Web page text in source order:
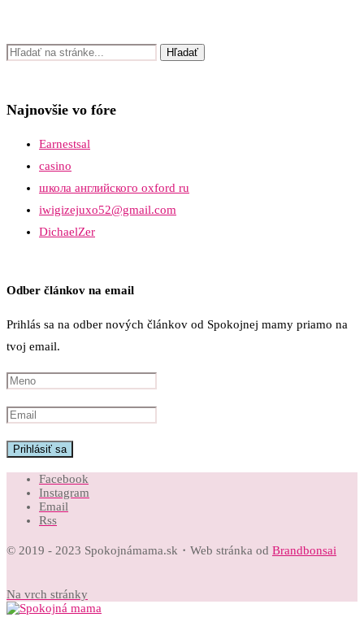
Najnovšie vo fóre
Earnestsal
casino
школа английского oxford ru
iwigizejuxo52@gmail.com
DichaelZer
Odber článkov na email
Prihlás sa na odber nových článkov od Spokojnej mamy priamo na
tvoj email.
Facebook
Instagram
Email
Rss
© 2019 - 2023 Spokojnámama.sk・Web stránka od Brandbonsai
Na vrch stránky